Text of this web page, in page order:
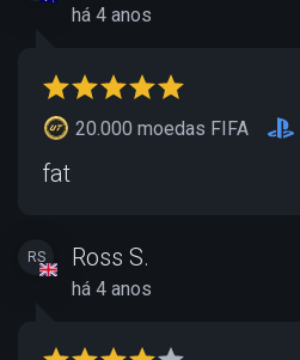
há 4 anos
20.000 moedas FIFA
fat
RS Ross S.
há 4 anos